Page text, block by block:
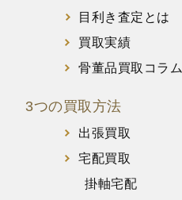
目利き査定とは
買取実績
骨董品買取コラム
3つの買取方法
出張買取
宅配買取
掛軸宅配